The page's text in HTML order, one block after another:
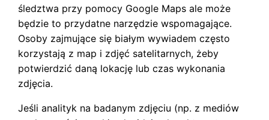
śledztwa przy pomocy Google Maps ale może
będzie to przydatne narzędzie wspomagające.
Osoby zajmujące się białym wywiadem często
korzystają z map i zdjęć satelitarnych, żeby
potwierdzić daną lokację lub czas wykonania
zdjęcia.
Jeśli analityk na badanym zdjęciu (np. z mediów